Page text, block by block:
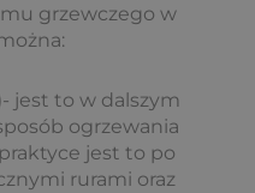
grzewczego w
jest to w dalszym
ogrzewania
jest to po
rurami oraz